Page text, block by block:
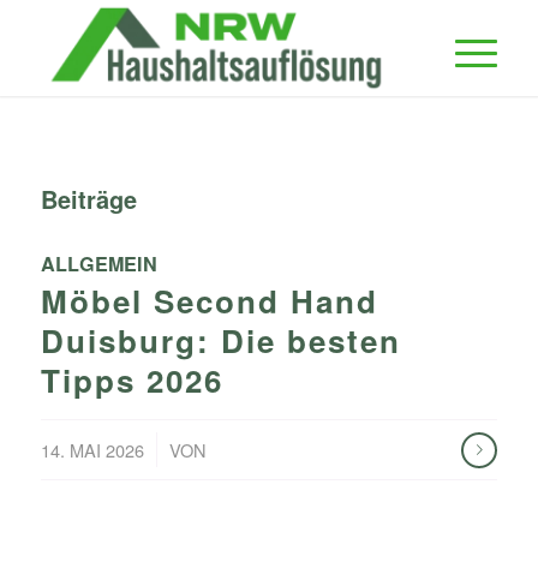
Beiträge
ALLGEMEIN
Möbel Second Hand
Duisburg: Die besten
Tipps 2026
14. MAI 2026 VON